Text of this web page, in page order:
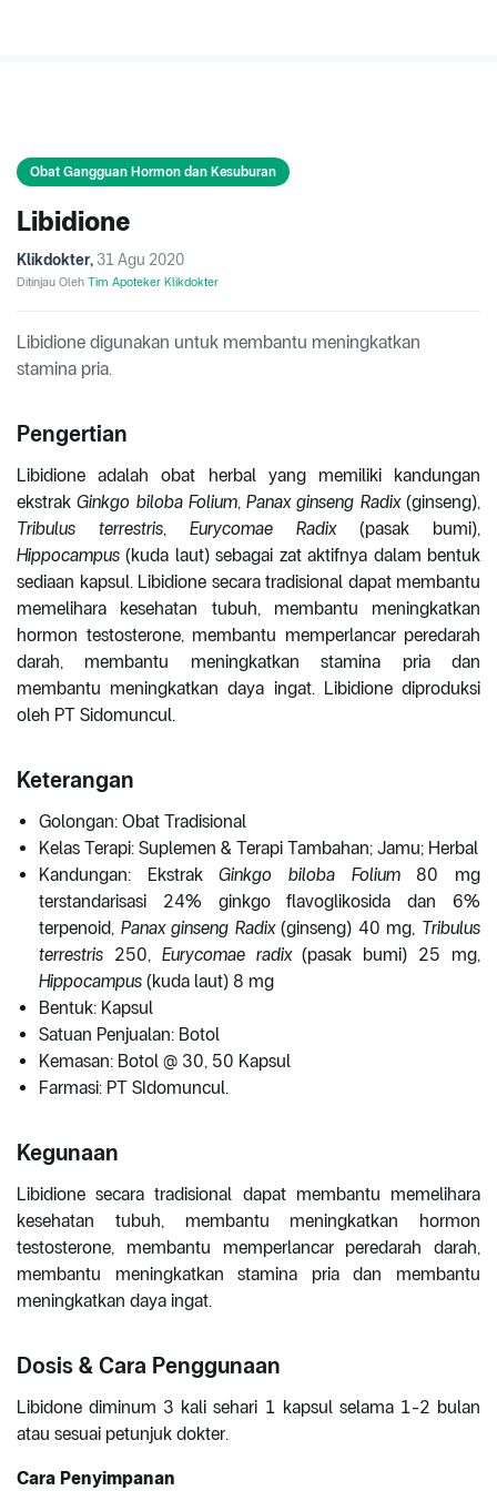
Obat Gangguan Hormon dan Kesuburan
Libidione
Klikdokter, 31 Agu 2020
Ditinjau Oleh Tim Apoteker Klikdokter
Libidione digunakan untuk membantu meningkatkan
stamina pria.
Pengertian
Libidione adalah obat herbal yang memiliki kandungan
ekstrakGinkgo biloba Folium,Panax ginseng Radix(ginseng),
Tribulus terrestris, Eurycomae Radix(pasak bumi),
Hippocampus (kuda laut) sebagai zat aktifnya dalam bentuk
sediaan kapsul. Libidione secara tradisional dapat membantu
memelihara kesehatan tubuh, membantu meningkatkan
hormon testosterone, membantu memperlancar peredarah
darah, membantu meningkatkan stamina pria dan
membantu meningkatkan daya ingat. Libidione diproduksi
oleh PT Sidomuncul.
Keterangan
Golongan: Obat Tradisional
Kelas Terapi: Suplemen & Terapi Tambahan; Jamu; Herbal
Kandungan: EkstrakGinkgo biloba Folium80 mg
terstandarisasi 24% ginkgo flavoglikosida dan 6%
terpenoid, Panax ginseng Radix(ginseng) 40 mg, Tribulus
terrestris 250, Eurycomae radix(pasak bumi) 25 mg,
Hippocampus (kuda laut) 8 mg
Bentuk: Kapsul
Satuan Penjualan: Botol
Kemasan: Botol @ 30, 50 Kapsul
Farmasi: PT SIdomuncul.
Kegunaan
Libidione secara tradisional dapat membantu memelihara
kesehatan tubuh, membantu meningkatkan hormon
testosterone, membantu memperlancar peredarah darah,
membantu meningkatkan stamina pria dan membantu
meningkatkan daya ingat.
Dosis & Cara Penggunaan
Libidone diminum 3 kali sehari 1 kapsul selama 1-2 bulan
atau sesuai petunjuk dokter.
Cara Penyimpanan